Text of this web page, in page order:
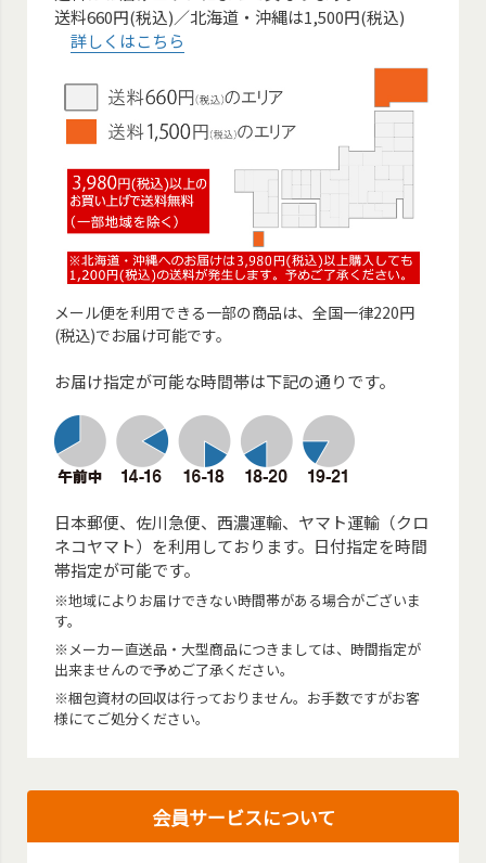
送料660円(税込)／北海道・沖縄は1,500円(税込)
詳しくはこちら
メール便を利用できる一部の商品は、全国一律220円
(税込)でお届け可能です。
お届け指定が可能な時間帯は下記の通りです。
日本郵便、佐川急便、西濃運輸、ヤマト運輸（クロ
ネコヤマト）を利用しております。日付指定を時間
帯指定が可能です。
※地域によりお届けできない時間帯がある場合がございま
す。
※メーカー直送品・大型商品につきましては、時間指定が
出来ませんので予めご了承ください。
※梱包資材の回収は行っておりません。お手数ですがお客
様にてご処分ください。
会員サービスについて